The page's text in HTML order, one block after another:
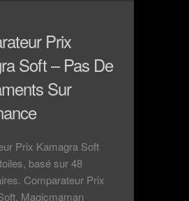
Prix
Soft – Pas De
Sur
Prix Kamagra Soft
basé sur 48
Comparateur Prix
Magicmaman